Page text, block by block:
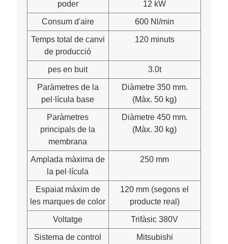
poder 12 kW
Consum d'aire 600 Nl/min
Temps total de canvi
de producció
120 minuts
pes en buit 3.0t
Paràmetres de la
pel·lícula base
Diàmetre 350 mm.
(Màx. 50 kg)
Paràmetres
principals de la
membrana
Diàmetre 450 mm.
(Màx. 30 kg)
Amplada màxima de
la pel·lícula
250 mm
Espaiat màxim de
les marques de color
120 mm (segons el
producte real)
Voltatge Trifàsic 380V
Sistema de control
Mitsubishi